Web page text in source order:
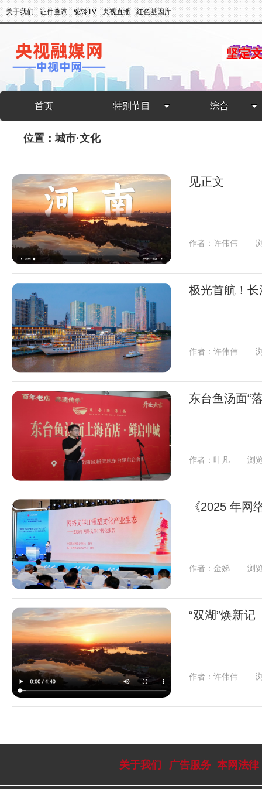
关于我们 证件查询 驼铃TV 央视直播 红色基因库
首页 特别节目 综合
位置：城市·文化
见正文
作者：许伟伟
极光首航！长
作者：许伟伟
东台鱼汤面“
作者：叶凡 浏
《2025 年
作者：金娣 浏
“双湖”焕新记
作者：许伟伟
关于我们 广告服务 本网法律